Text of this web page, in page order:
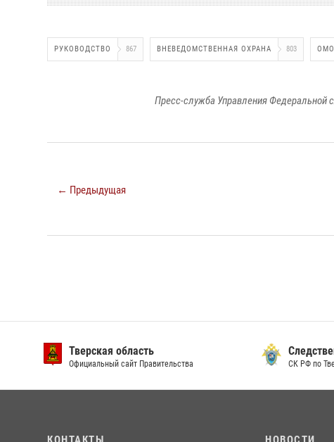
РУКОВОДСТВО 867 ВНЕВЕДОМСТВЕННАЯ ОХРАНА 803
Пресс-служба Управления Федеральной
← Предыдущая
Тверская область
Официальный сайт Правительства СК РФ по